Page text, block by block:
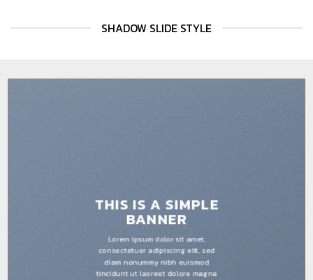
SHADOW SLIDE STYLE
THIS IS A SIMPLE
BANNER
Lorem ipsum dolor sit amet,
consectetuer adipiscing elit, sed
diam nonummy nibh euismod
tincidunt ut laoreet dolore magna